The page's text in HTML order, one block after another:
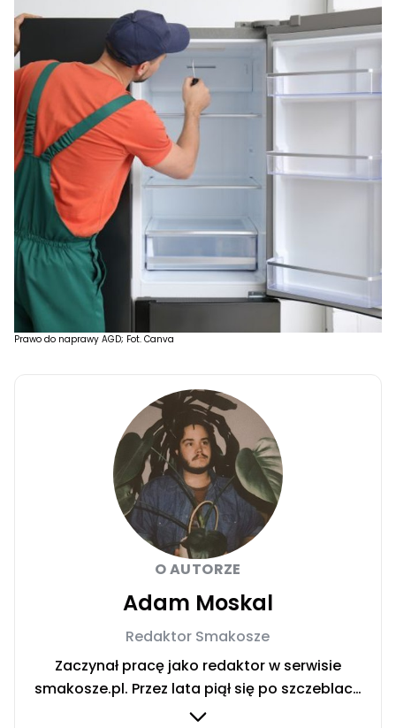
Prawo do naprawy AGD; Fot. Canva
O AUTORZE
Adam Moskal
Redaktor Smakosze
Zaczynał pracę jako redaktor w serwisie
smakosze.pl. Przez lata piął się po szczeblach
przez stanowiska wydawnicze, w serwisach